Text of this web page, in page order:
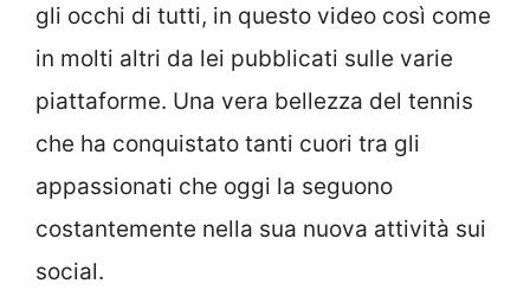
gli occhi di tutti, in questo video così come
in molti altri da lei pubblicati sulle varie
piattaforme. Una vera bellezza del tennis
che ha conquistato tanti cuori tra gli
appassionati che oggi la seguono
costantemente nella sua nuova attività sui
social.